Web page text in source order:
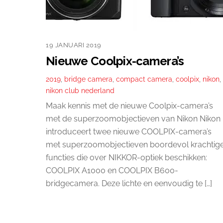
19 JANUARI 2019
Nieuwe Coolpix-camera’s
2019 bridge camera compact camera coolpix nikon
nikon club nederland
Maak kennis met de nieuwe Coolpix-camera’s
met de superzoomobjectieven van Nikon Nikon
introduceert twee nieuwe COOLPIX-camera’s
met superzoomobjectieven boordevol
functies die over NIKKOR-optiek beschikken:
COOLPIX A1000 en COOLPIX B600-
bridgecamera. Deze lichte en eenvoudig te […]